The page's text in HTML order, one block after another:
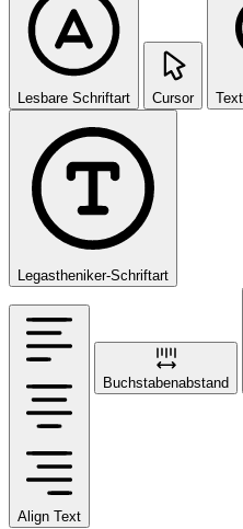
Lesbare Schriftart Cursor
Legastheniker-Schriftart
Align Text
Buchstabenabstand